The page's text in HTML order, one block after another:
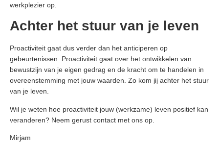
werkplezier op.
Achter het stuur van je leven
Proactiviteit gaat dus verder dan het anticiperen op
gebeurtenissen. Proactiviteit gaat over het ontwikkelen van
bewustzijn van je eigen gedrag en de kracht om te handelen in
overeenstemming met jouw waarden. Zo kom jij achter het stuur
van je leven.
Wil je weten hoe proactiviteit jouw (werkzame) leven positief kan
veranderen? Neem gerust contact met ons op.
Mirjam